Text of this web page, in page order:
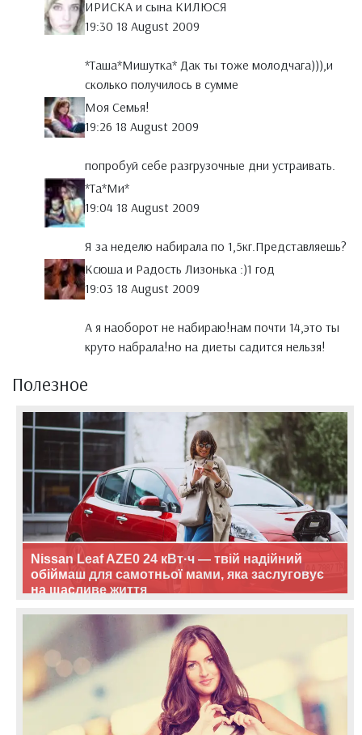
ИРИСКА и сына КИЛЮСЯ
19:30 18 August 2009
*Таша*Мишутка* Дак ты тоже молодчага))),и
сколько получилось в сумме
Моя Семья!
19:26 18 August 2009
попробуй себе разгрузочные дни устраивать.
*Тa*Ми*
19:04 18 August 2009
Я за неделю набирала по 1,5кг.Представляешь?
Ксюша и Радость Лизонька :)1 год
19:03 18 August 2009
А я наоборот не набираю!нам почти 14,это ты
круто набрала!но на диеты садится нельзя!
Полезное
Nissan Leaf AZE0 24 кВт·ч — твій надійний
обіймаш для самотньої мами, яка заслуговує
на щасливе життя